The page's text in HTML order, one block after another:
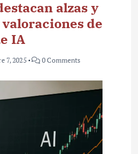
alzas y
de
IA
7, 2025 0 Comments